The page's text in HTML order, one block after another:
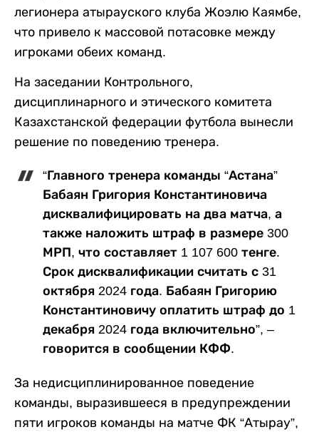
легионера атырауского клуба Жоэлю Каямбе,
что привело к массовой потасовке между
игроками обеих команд.
На заседании Контрольного,
дисциплинарного и этического комитета
Казахстанской федерации футбола вынесли
решение по поведению тренера.
“Главного тренера команды “Астана”
Бабаян Григория Константиновича
дисквалифицировать на два матча, а
также наложить штраф в размере 300
МРП, что составляет 1 107 600 тенге.
Срок дисквалификации считать с 31
октября 2024 года. Бабаян Григорию
Константиновичу оплатить штраф до 1
декабря 2024 года включительно”, –
говорится в сообщении КФФ.
За недисциплинированное поведение
команды, выразившееся в предупреждении
пяти игроков команды на матче ФК “Атырау”,